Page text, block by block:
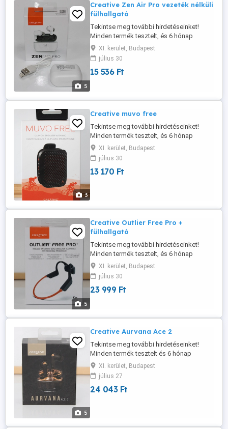
5
Creative Zen Air Pro vezeték nélküli
fülhallgató
Tekintse meg további hirdetéseinket!
Minden termék tesztelt, és 6 hónap
garanciával rendelkezik. A képek a valós
termékeket ábrázolják. Ez a termék:
FELÚJÍTOTT Típus: True Wireless Forma:
fülbe helyezhető (in-ear) Mikrofon: IGEN
Lejátszási ...
XI. kerület, Budapest
július 30
15 536 Ft
3
Creative muvo free
Tekintse meg további hirdetéseinket!
Minden termék tesztelt, és 6 hónap
garanciával rendelkezik. A képek a valós
termékeket ábrázolják. Ez a termék:
FELÚJÍTOTT Csatornák: 1 Teljesítmény: 6
W Csatlakozás: USB-C, Bluetooth
XI. kerület, Budapest
július 30
13 170 Ft
5
Creative Outlier Free Pro +
fülhallgató
Tekintse meg további hirdetéseinket!
Minden termék tesztelt, és 6 hónap
garanciával rendelkezik. A képek a valós
termékeket ábrázolják. Ez a termék:
FELÚJÍTOTT Típus: vezeték nélküli
csontvezetéses (Bone Conduction)
Frekvenciatartomány: ...
XI. kerület, Budapest
július 30
23 999 Ft
5
Creative Aurvana Ace 2
Tekintse meg további hirdetéseinket!
Minden termék tesztelt és 6 hónap
garanciával rendelkezik. A képek a valós
termékekről készültek. Ez a termék:
FELÚJÍTOTT Típus: True Wireless Forma:
fülbe helyezhető (in-ear) Mikrofon: IGEN
XI. kerület, Budapest
július 27
24 043 Ft